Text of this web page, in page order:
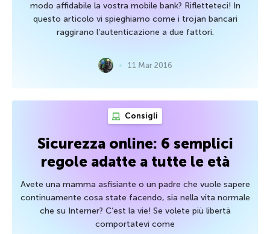
modo affidabile la vostra mobile bank? Rifletteteci! In
questo articolo vi spieghiamo come i trojan bancari
raggirano l’autenticazione a due fattori.
11 Mar 2016
Consigli
Sicurezza online: 6 semplici
regole adatte a tutte le età
Avete una mamma asfisiante o un padre che vuole sapere
continuamente cosa state facendo, sia nella vita normale
che su Interner? C’est la vie! Se volete più libertà
comportatevi come